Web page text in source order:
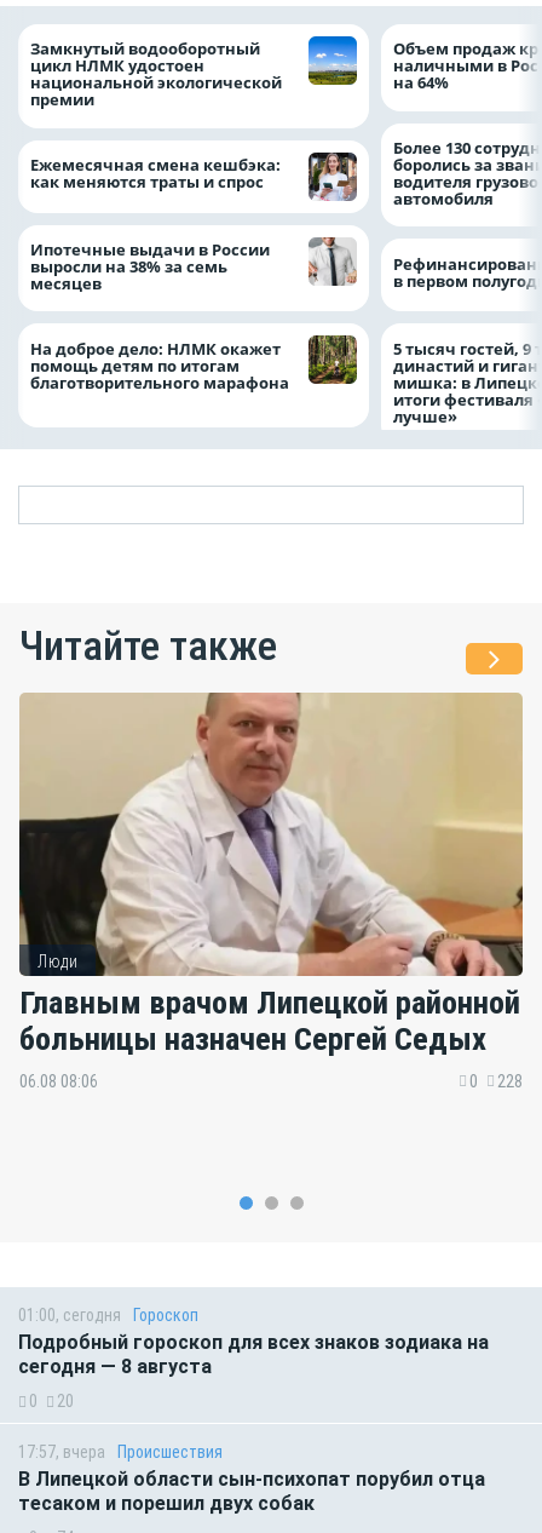
Замкнутый водооборотный
цикл НЛМК удостоен
национальной экологической
премии
Ежемесячная смена кешбэка:
как меняются траты и спрос
Ипотечные выдачи в России
выросли на 38% за семь
месяцев
На доброе дело: НЛМК окажет
помощь детям по итогам
благотворительного марафона
Объем продаж
наличными в
на 64%
Более 130
боролись за
водителя
автомобиля
в первом
5 тысяч гостей, 9
династий и
мишка: в
итоги фестиваля
лучше»
Читайте также
Люди
Главным врачом Липецкой районной
больницы назначен Сергей Седых
06.08 08:06 0 228
01:00, сегодня Гороскоп
Подробный гороскоп для всех знаков зодиака на
сегодня — 8 августа
0 20
17:57, вчера Происшествия
В Липецкой области сын-психопат порубил отца
тесаком и порешил двух собак